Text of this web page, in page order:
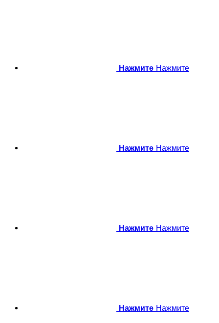
Нажмите Нажмите
Нажмите Нажмите
Нажмите Нажмите
Нажмите Нажмите